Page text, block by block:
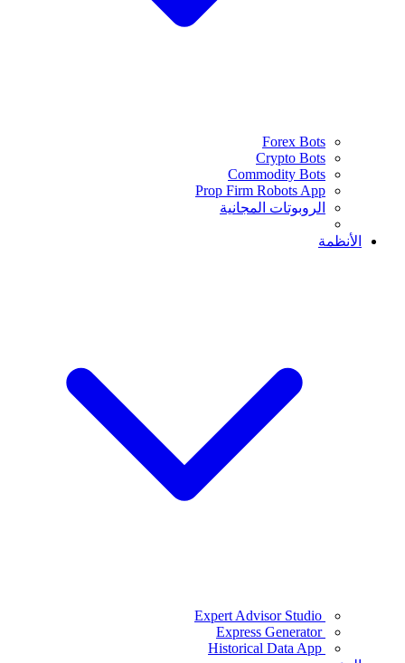
Forex Bots
Crypto Bots
Commodity Bots
Prop Firm Robots App
الروبوتات المجانية
الأنظمة
Expert Advisor Studio
Express Generator
Historical Data App